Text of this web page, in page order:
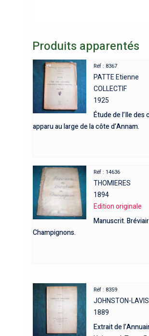
Produits apparentés
Réf : 8367
PATTE Etienne
COLLECTIF
1925
Étude de l’Ile des
apparu au large de la côte d’Annam.
Réf : 14636
THOMIERES
1894
Edition originale
Manuscrit.
Champignons.
Réf : 8359
JOHNSTON-LAVIS
1889
Extrait de